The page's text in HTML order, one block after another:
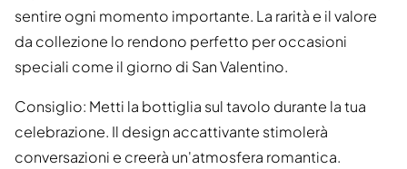
sentire ogni momento importante. La rarità e il valore
da collezione lo rendono perfetto per occasioni
speciali come il giorno di San Valentino.
Consiglio: Metti la bottiglia sul tavolo durante la tua
celebrazione. Il design accattivante stimolerà
conversazioni e creerà un'atmosfera romantica.